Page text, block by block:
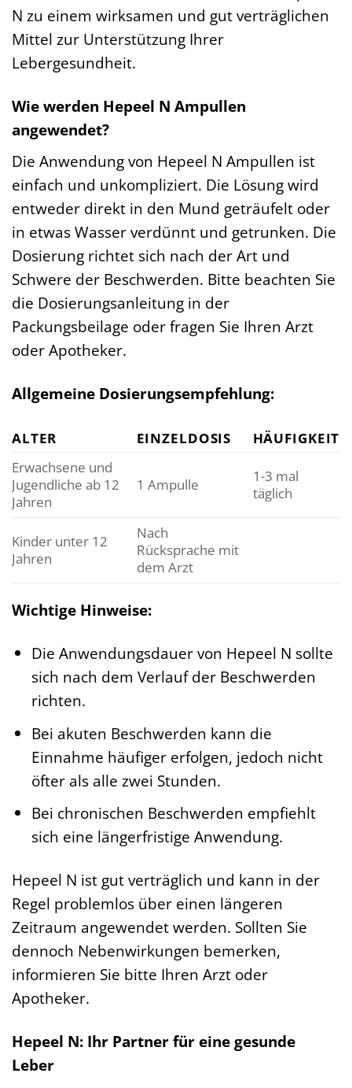
N zu einem wirksamen und gut verträglichen
Mittel zur Unterstützung Ihrer
Lebergesundheit.
Wie werden Hepeel N Ampullen
angewendet?
Die Anwendung von Hepeel N Ampullen ist
einfach und unkompliziert. Die Lösung wird
entweder direkt in den Mund geträufelt oder
in etwas Wasser verdünnt und getrunken. Die
Dosierung richtet sich nach der Art und
Schwere der Beschwerden. Bitte beachten Sie
die Dosierungsanleitung in der
Packungsbeilage oder fragen Sie Ihren Arzt
oder Apotheker.
Allgemeine Dosierungsempfehlung:
ALTER EINZELDOSIS
HÄUFIGKEIT
Erwachsene und
Jugendliche ab 12
Jahren
1 Ampulle
1-3 mal
täglich
Kinder unter 12
Jahren
Nach
Rücksprache mit
dem Arzt
Wichtige Hinweise:
Die Anwendungsdauer von Hepeel N sollte
sich nach dem Verlauf der Beschwerden
richten.
Bei akuten Beschwerden kann die
Einnahme häufiger erfolgen, jedoch nicht
öfter als alle zwei Stunden.
Bei chronischen Beschwerden empfiehlt
sich eine längerfristige Anwendung.
Hepeel N ist gut verträglich und kann in der
Regel problemlos über einen längeren
Zeitraum angewendet werden. Sollten Sie
dennoch Nebenwirkungen bemerken,
informieren Sie bitte Ihren Arzt oder
Apotheker.
Hepeel N: Ihr Partner für eine gesunde
Leber